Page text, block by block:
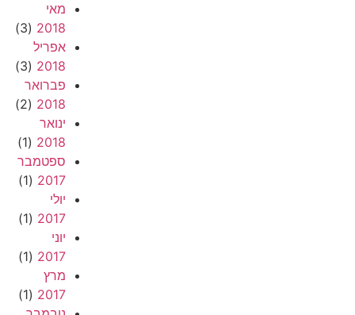
מאי
2018
(3)
אפריל
2018
(3)
פברואר
2018
(2)
ינואר
2018
(1)
ספטמבר
2017
(1)
יולי
2017
(1)
יוני
2017
(1)
מרץ
2017
(1)